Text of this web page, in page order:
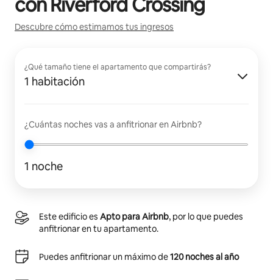
Descubre cómo estimamos tus ingresos
¿Qué tamaño tiene el apartamento que compartirás?
1 habitación
¿Cuántas noches vas a anfitrionar en Airbnb?
1 noche
Este edificio es Apto para Airbnb, por lo que puedes
anfitrionar en tu apartamento.
Puedes anfitrionar un máximo de120 noches al año